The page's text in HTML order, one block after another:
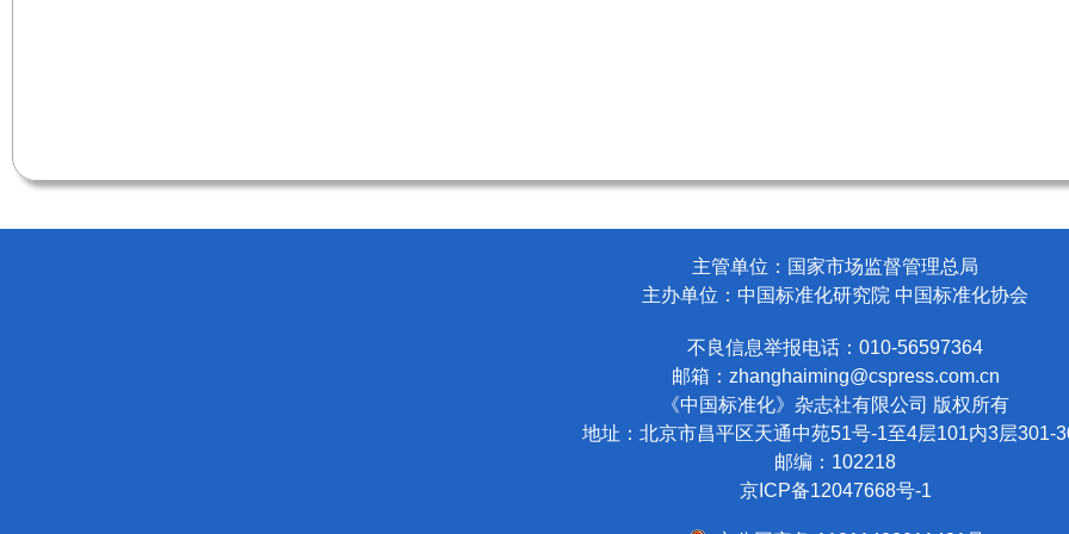
主管单位：国家市场监督管理总局
主办单位：中国标准化研究院 中国标准化协会
不良信息举报电话：010-56597364
邮箱： zhanghaiming@cspress.com.cn
《中国标准化》杂志社有限公司 版权所有
地址：北京市昌平区天通中苑51号-1至4层101内3层301-
邮编：102218
京ICP备12047668号-1